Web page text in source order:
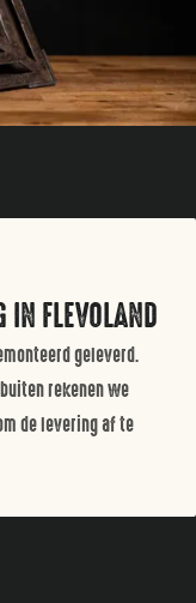
FLEVOLAND
geleverd.
rekenen we
de levering af te